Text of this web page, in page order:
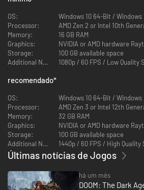
TORNA-TE O SLAYER NUMA GUERRA MEDIEVAL
DOOM: The Dark Ages é a prequela dos
Eternal, que conta uma história épica e
do DOOM Slayer. Neste terceiro título da série
jogadores calçarão as botas ensanguentadas
guerra medieval sinistra, sombria e inédita
DOOM: The Dark Ages é uma experiência de
ambiente de ficção científica para um só
combates intensos e os gráficos
franquia DOOM, equipada com o mais recente
OS:
Windows 10 64-Bit / Windows
Processor:
AMD Zen 2 or Intel 10th
Memory:
16 GB RAM
Graphics:
Storage:
100 GB available space
Additional Notes:
1080p / 60 FPS / Low
recomendado*
OS:
Windows 10 64-Bit / Windows
Processor:
AMD Zen 3 or Intel 12th
Memory:
32 GB RAM
Graphics:
NVIDIA or AMD hardware
Storage:
100 GB available space
Additional Notes:
1440p / 60 FPS / High
Últimas notícias de Jogos
há um mês
DOOM: The Dark